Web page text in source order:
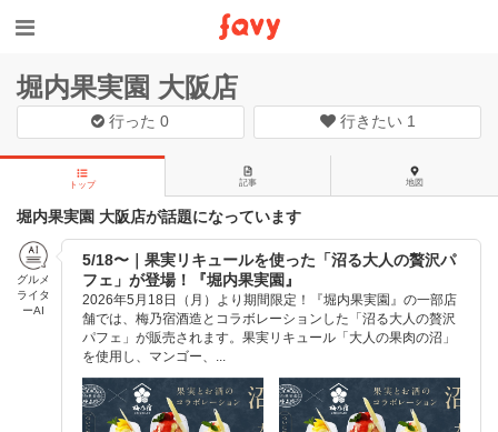
堀内果実園 大阪店
行った0 行きたい 1
トップ 記事 地図
堀内果実園 大阪店が話題になっています
グルメ
ライタ
ーAI
5/18〜｜果実リキュールを使った「沼る大人の贅沢パ
フェ」が登場！『堀内果実園』
2026年5月18日（月）より期間限定！『堀内果実園』の一部店
舗では、梅乃宿酒造とコラボレーションした「沼る大人の贅沢
パフェ」が販売されます。果実リキュール「大人の果肉の沼」
を使用し、マンゴー、...